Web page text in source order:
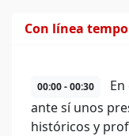
Con línea
00:00 - 00:30
ante sí unos
históricos y